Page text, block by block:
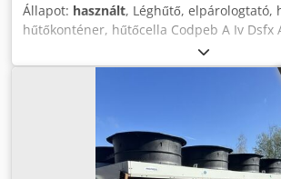
Állapot: használt, Léghűtő, elpárologtató,
hűtőkonténer, hűtőcella Codpeb A Iv Dsfx
Darabszám: 2 db ventilátor 0,58 kW 1200